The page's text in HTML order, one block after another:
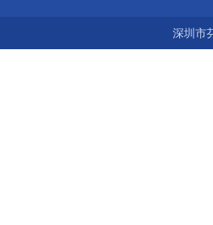
深圳市